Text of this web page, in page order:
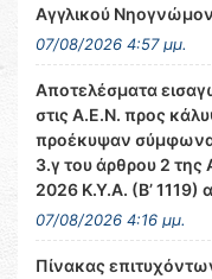
Αγγλικού
07/08/2026 4:57 μμ.
Αποτελέσματα
στις Α.Ε.Ν. προς
προέκυψαν σύμφωνα
3.γ του άρθρου 2
2026 Κ.Υ.Α. (Β’ 1119)
07/08/2026 4:16 μμ.
Πίνακας